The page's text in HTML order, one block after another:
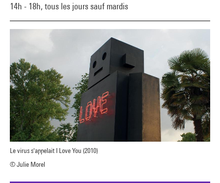
Le virus s'appelait I Love You (2010)
© Julie Morel
14h - 18h, tous les jours sauf mardis